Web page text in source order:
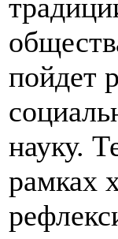
пойдет
науку.
рамках